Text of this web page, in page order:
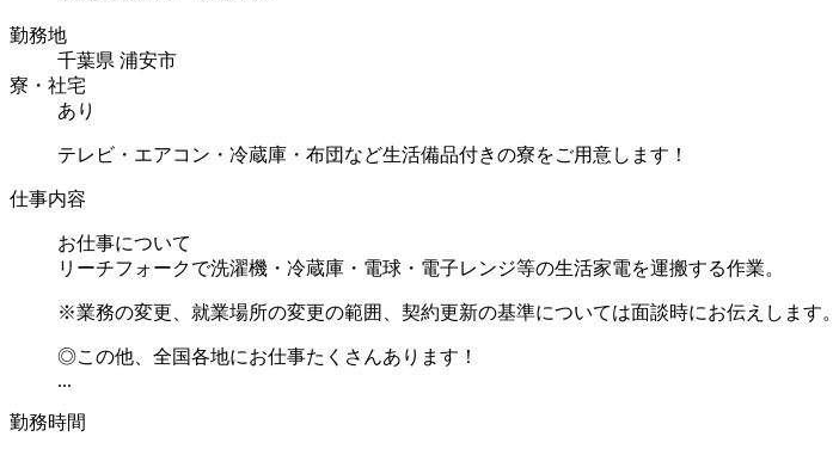
勤務地
千葉県 浦安市
寮・社宅
あり
テレビ・エアコン・冷蔵庫・布団など生活備品付きの寮をご用意します！
仕事内容
お仕事について
リーチフォークで洗濯機・冷蔵庫・電球・電子レンジ等の生活家電を運搬する作業。
※業務の変更、就業場所の変更の範囲、契約更新の基準については面談時にお伝えします。
◎この他、全国各地にお仕事たくさんあります！
...
勤務時間